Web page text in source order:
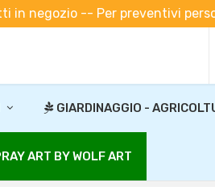
negozio -- Per preventivi
GIARDINAGGIO -
ART BY WOLF ART